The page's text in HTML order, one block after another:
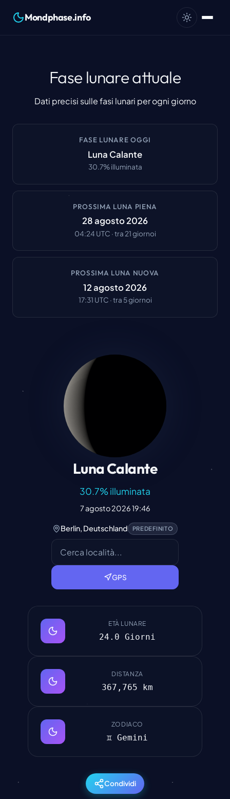
Mondphase.info
Fase lunare attuale
Dati precisi sulle fasi lunari per ogni giorno
FASE LUNARE OGGI
Luna Calante
30.7%illuminata
PROSSIMA LUNA PIENA
28 agosto 2026
04:24 UTC ·tra 21 giornoi
PROSSIMA LUNA NUOVA
12 agosto 2026
17:31 UTC ·tra 5 giornoi
Luna Calante
30.7%illuminata
7 agosto 2026 19:46
Berlin, Deutschland PREDEFINITO
GPS
ETÀ LUNARE
24.0 Giorni
DISTANZA
367,765 km
ZODIACO
♊ Gemini
Condividi